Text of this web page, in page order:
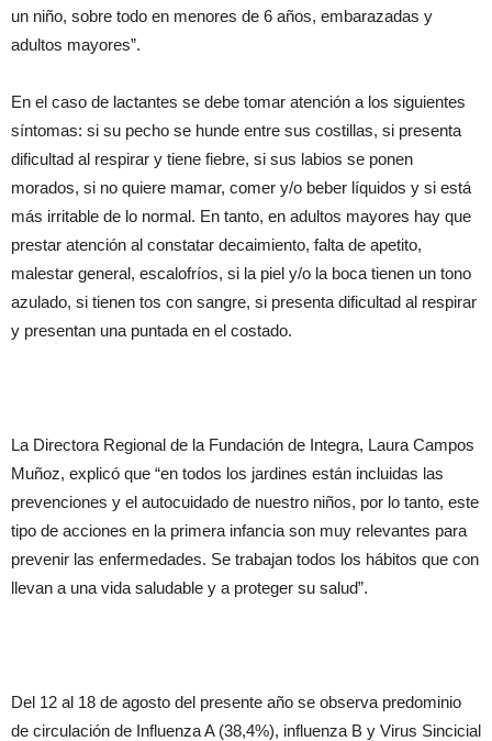
un niño, sobre todo en menores de 6 años, embarazadas y
adultos mayores”.
En el caso de lactantes se debe tomar atención a los siguientes
síntomas: si su pecho se hunde entre sus costillas, si presenta
dificultad al respirar y tiene fiebre, si sus labios se ponen
morados, si no quiere mamar, comer y/o beber líquidos y si está
más irritable de lo normal. En tanto, en adultos mayores hay que
prestar atención al constatar decaimiento, falta de apetito,
malestar general, escalofríos, si la piel y/o la boca tienen un tono
azulado, si tienen tos con sangre, si presenta dificultad al respirar
y presentan una puntada en el costado.
La Directora Regional de la Fundación de Integra, Laura Campos
Muñoz, explicó que “en todos los jardines están incluidas las
prevenciones y el autocuidado de nuestro niños, por lo tanto, este
tipo de acciones en la primera infancia son muy relevantes para
prevenir las enfermedades. Se trabajan todos los hábitos que con
llevan a una vida saludable y a proteger su salud”.
Del 12 al 18 de agosto del presente año se observa predominio
de circulación de Influenza A (38,4%), influenza B y Virus Sincicial